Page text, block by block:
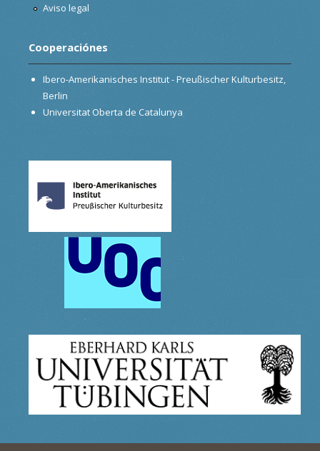
Aviso legal
Cooperaciónes
Ibero-Amerikanisches Institut - Preußischer Kulturbesitz,
Berlin
Universitat Oberta de Catalunya